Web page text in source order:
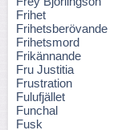
Frihet
Frihetsberövande
Frihetsmord
Frikännande
Fru Justitia
Frustration
Fulufjället
Funchal
Fusk